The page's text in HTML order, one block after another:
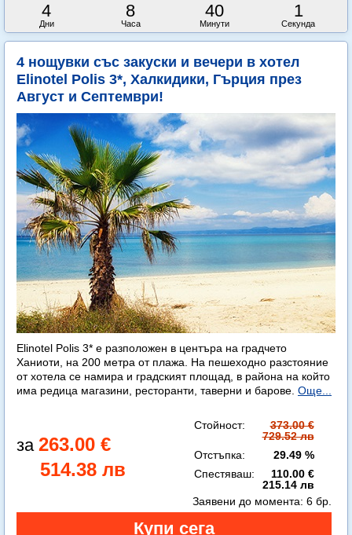
4
Дни
8
Часа
39
Минути
59
Секунди
4 нощувки със закуски и вечери в хотел
Elinotel Polis 3*, Халкидики, Гърция през
Август и Септември!
Elinotel Polis 3* е разположен в центъра на градчето
Ханиоти, на 200 метра от плажа. На пешеходно разстояние
от хотела се намира и градският площад, в района на който
има редица магазини, ресторанти, таверни и барове. Още...
263.00 €
514.38 лв
Стойност:
373.00 €
729.52 лв
Отстъпка:
29.49 %
Спестяваш:
110.00 €
215.14 лв
Заявени до момента: 6 бр.